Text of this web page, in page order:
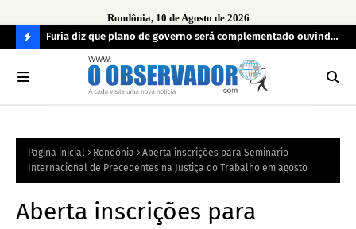
Rondônia, 10 de Agosto de 2026
O
R
Furia diz que plano de governo será complementado ouvindo
o povo e definindo prioridades
Página inicial Rondônia
Aberta inscrições para Seminário
Internacional de Precedentes na Justiça do Trabalho em agosto
Aberta inscrições para